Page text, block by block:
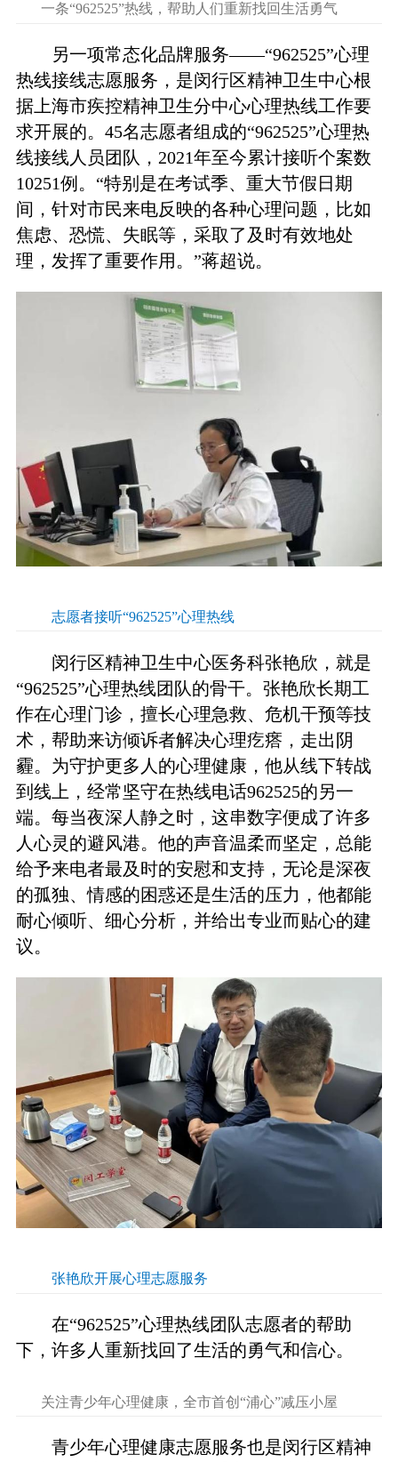
一条“962525”热线，帮助人们重新找回生活勇气
另一项常态化品牌服务——“962525”心理
热线接线志愿服务，是闵行区精神卫生中心根
据上海市疾控精神卫生分中心心理热线工作要
求开展的。45名志愿者组成的“962525”心理热
线接线人员团队，2021年至今累计接听个案数
10251例。“特别是在考试季、重大节假日期
间，针对市民来电反映的各种心理问题，比如
焦虑、恐慌、失眠等，采取了及时有效地处
理，发挥了重要作用。”蒋超说。
志愿者接听“962525”心理热线
闵行区精神卫生中心医务科张艳欣，就是
“962525”心理热线团队的骨干。张艳欣长期工
作在心理门诊，擅长心理急救、危机干预等技
术，帮助来访倾诉者解决心理疙瘩，走出阴
霾。为守护更多人的心理健康，他从线下转战
到线上，经常坚守在热线电话962525的另一
端。每当夜深人静之时，这串数字便成了许多
人心灵的避风港。他的声音温柔而坚定，总能
给予来电者最及时的安慰和支持，无论是深夜
的孤独、情感的困惑还是生活的压力，他都能
耐心倾听、细心分析，并给出专业而贴心的建
议。
张艳欣开展心理志愿服务
在“962525”心理热线团队志愿者的帮助
下，许多人重新找回了生活的勇气和信心。
关注青少年心理健康，全市首创“浦心”减压小屋
青少年心理健康志愿服务也是闵行区精神